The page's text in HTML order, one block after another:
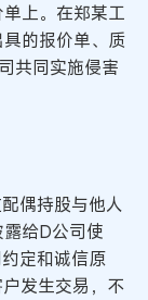
上。在郑某工
的报价单、质
共同实施侵害
偶持股与他人
给D公司使
定和诚信原
发生交易，不